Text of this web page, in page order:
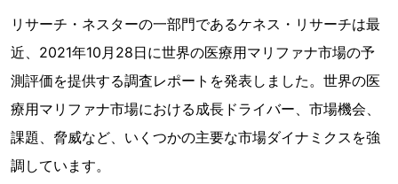
リサーチ・ネスターの一部門であるケネス・リサーチは最
近、2021年10月28日に世界の医療用マリファナ市場の予
測評価を提供する調査レポートを発表しました。世界の医
療用マリファナ市場における成長ドライバー、市場機会、
課題、脅威など、いくつかの主要な市場ダイナミクスを強
調しています。